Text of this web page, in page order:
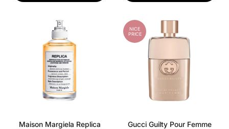
Maison Margiela Replica
NICE
PRICE
Gucci Guilty Pour Femme